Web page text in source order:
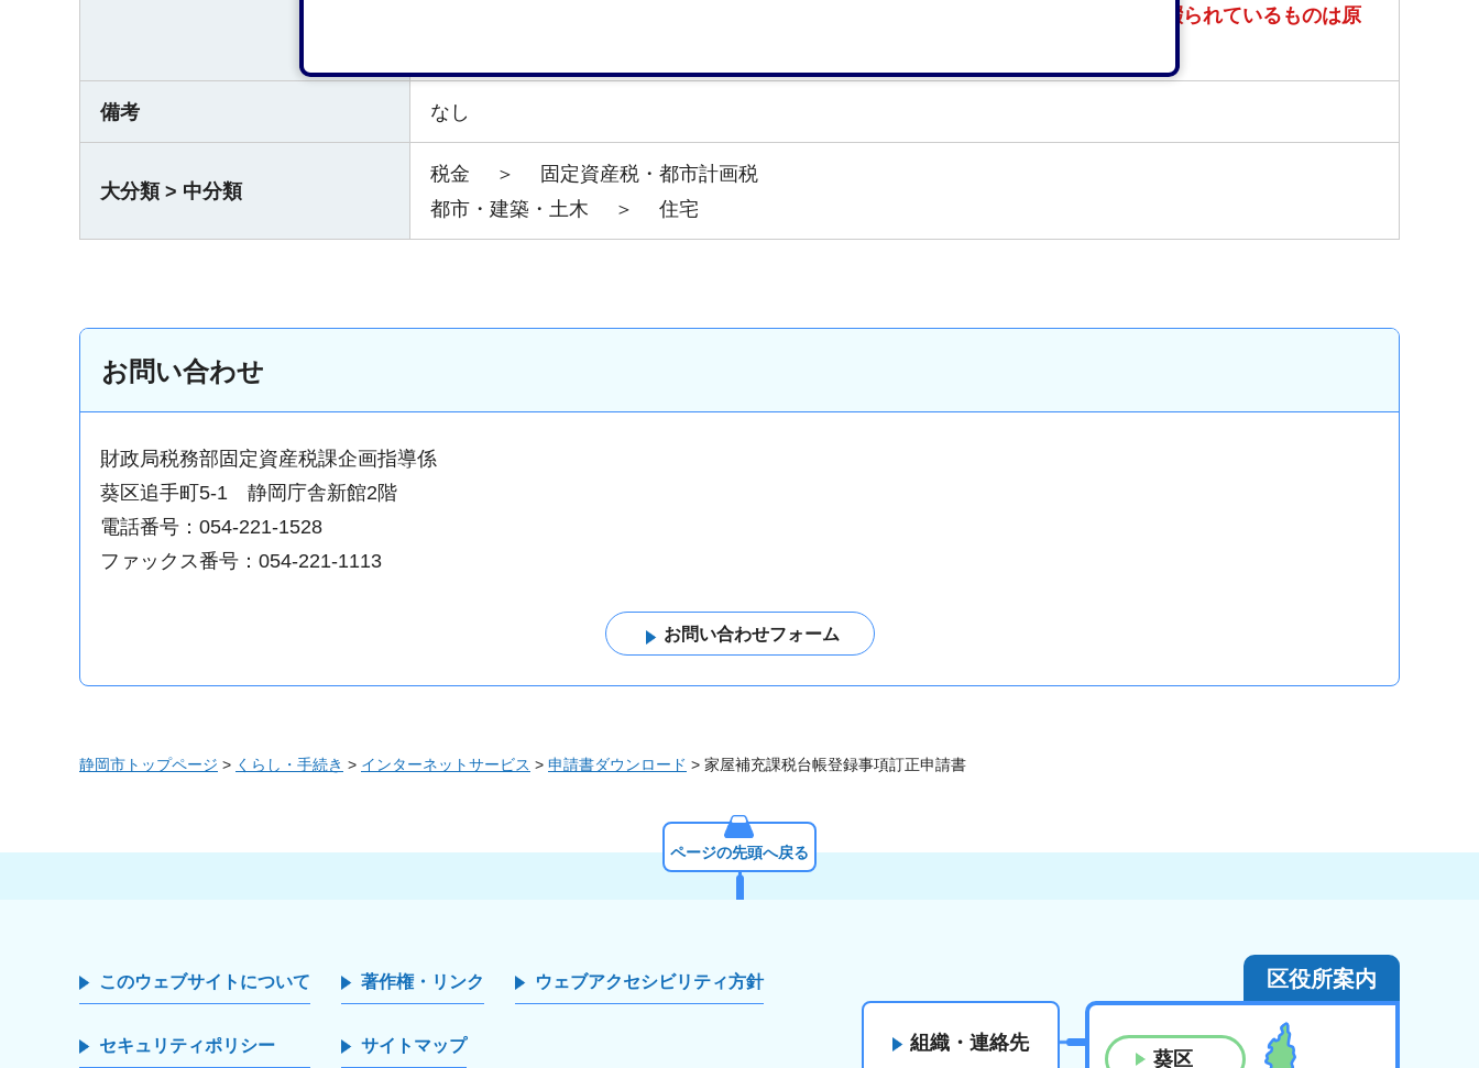
・相続人全員の印鑑証明（あらかじめコピーされたものは不可、遺産分割協議書に綴られているものは原
備考 なし
大分類 > 中分類
税金 ＞
固定資産税・都市計画税
都市・建築・土木
＞ 住宅
お問い合わせ
財政局税務部固定資産税課企画指導係
葵区追手町5-1 静岡庁舎新館2階
電話番号：054-221-1528
ファックス番号：054-221-1113
静岡市トップページ > くらし・手続き > インターネットサービス > 申請書ダウンロード > 家屋補充課税台帳登録事項訂正申請書
ページの先頭へ戻る
このウェブサイトについて 著作権・リンク ウェブアクセシビリティ方針
セキュリティポリシー サイトマップ 組織・連絡先
区役所案内
葵区